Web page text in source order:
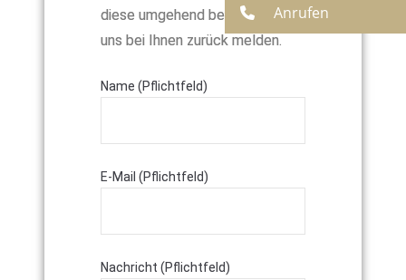
diese umgehend bearbeiten und
uns bei Ihnen zurück melden.
Name (Pflichtfeld)
E-Mail (Pflichtfeld)
Nachricht (Pflichtfeld)
Anrufen